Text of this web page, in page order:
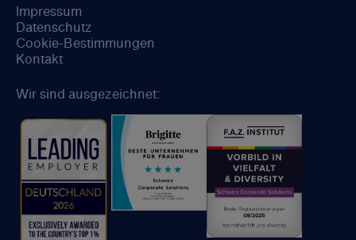
Impressum
Datenschutz
Cookie-Bestimmungen
Kontakt
Wir sind ausgezeichnet: